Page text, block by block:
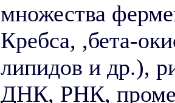
множества
Кребса, ,бета-
липидов и др.),
ДНК, РНК,